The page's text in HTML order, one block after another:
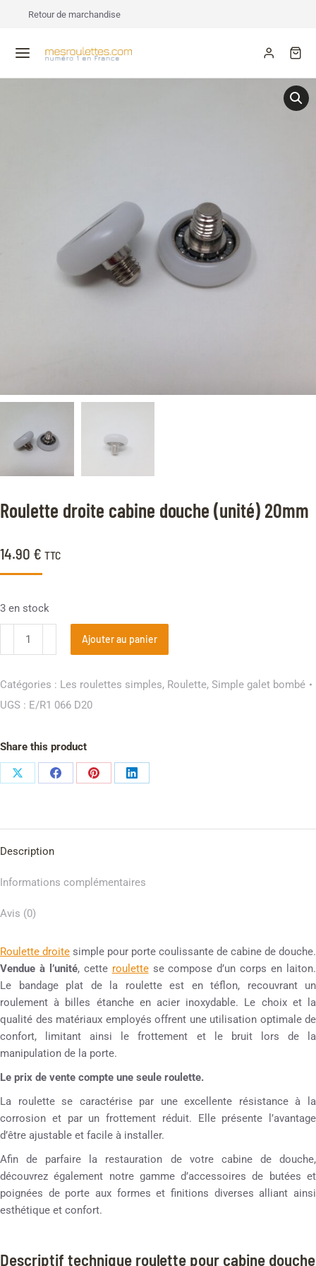
Retour de marchandise
Roulette droite cabine douche (unité) 20mm
14.90 € TTC
3 en stock
Ajouter au panier
Catégories : Les roulettes simples, Roulette, Simple galet bombé
UGS : E/R1 066 D20
Share this product
Description
Informations complémentaires
Avis (0)
Roulette droite simple pour porte coulissante de cabine de douche.
Vendue à l’unité, cette roulettese compose d’un corps en laiton.
Le bandage plat de la roulette est en téflon, recouvrant un
roulement à billes étanche en acier inoxydable. Le choix et la
qualité des matériaux employés offrent une utilisation optimale de
confort, limitant ainsi le frottement et le bruit lors de la
manipulation de la porte.
Le prix de vente compte une seule roulette.
La roulette se caractérise par une excellente résistance à la
corrosion et par un frottement réduit. Elle présente l’avantage
d’être ajustable et facile à installer.
Afin de parfaire la restauration de votre cabine de douche,
découvrez également notre gamme d’accessoires de butées et
poignées de porte aux formes et finitions diverses alliant ainsi
esthétique et confort.
Descriptif technique roulette pour cabine douche